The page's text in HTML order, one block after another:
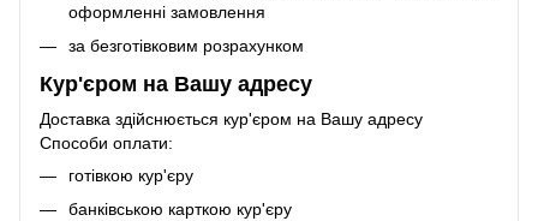
оформленні замовлення
за безготівковим розрахунком
Кур'єром на Вашу адресу
Доставка здійснюється кур'єром на Вашу адресу
Способи оплати:
готівкою кур'єру
банківською карткою кур'єру